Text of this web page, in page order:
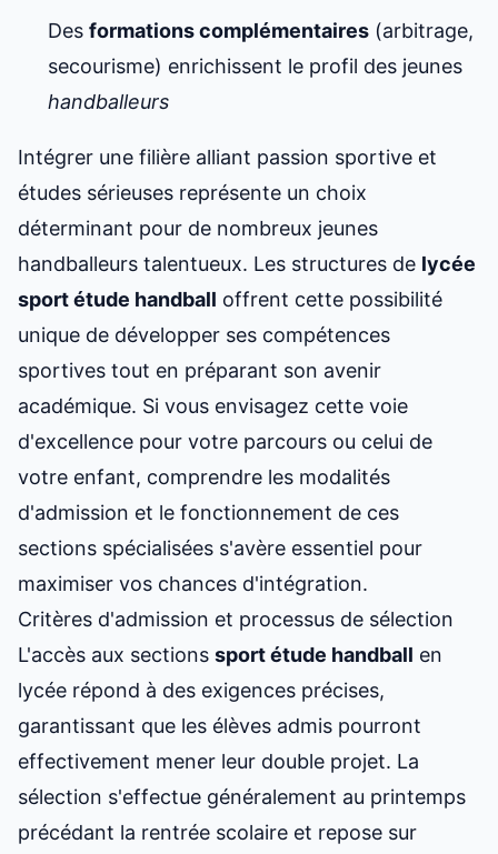
Des formations complémentaires (arbitrage,
secourisme) enrichissent le profil des jeunes
handballeurs
Intégrer une filière alliant passion sportive et
études sérieuses représente un choix
déterminant pour de nombreux jeunes
handballeurs talentueux. Les structures de lycée
sport étude handball offrent cette possibilité
unique de développer ses compétences
sportives tout en préparant son avenir
académique. Si vous envisagez cette voie
d'excellence pour votre parcours ou celui de
votre enfant, comprendre les modalités
d'admission et le fonctionnement de ces
sections spécialisées s'avère essentiel pour
maximiser vos chances d'intégration.
Critères d'admission et processus de sélection
L'accès aux sections sport étude handball en
lycée répond à des exigences précises,
garantissant que les élèves admis pourront
effectivement mener leur double projet. La
sélection s'effectue généralement au printemps
précédant la rentrée scolaire et repose sur